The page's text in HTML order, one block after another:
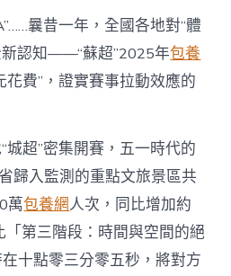
曩昔一年，全國各地對“體
新認知——“蘇超”2025年包養
花費”，證實賽事拉動效應的
城超”密集開賽，五一時代的
歸入監測的重點文旅景區共
萬包養網人次，同比增加約
第三階段：時間與空間的絕
十點零三分零五秒，將對方